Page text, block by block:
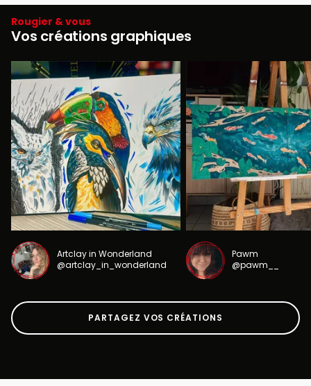
Rougier & vous
Vos créations graphiques
Artclay in Wonderland
@artclay_in_wonderland
Pawm
@pawm__
PARTAGEZ VOS CRÉATIONS